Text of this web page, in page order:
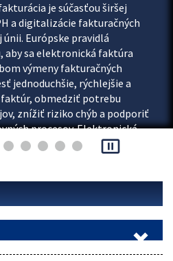
je súčasťou širšej
a digitalizácie fakturačných
únii. Európske pravidlá
aby sa elektronická faktúra
výmeny fakturačných
jednoduchšie, rýchlejšie a
obmedziť potrebu
znížiť riziko chýb a podporiť
procesov. Elektronická
pause_presentation